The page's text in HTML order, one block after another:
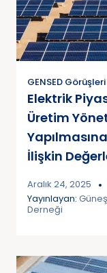
GENSED Görüşleri
Elektrik
Üretim
İlişkin
Aralık 24, 2025
Yayınlayan:
Derneği